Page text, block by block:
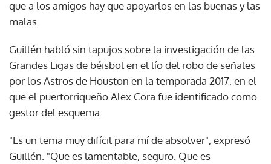
que a los amigos hay que apoyarlos en las buenas y las
malas.
Guillén habló sin tapujos sobre la investigación de las
Grandes Ligas de béisbol en el lío del robo de señales
por los Astros de Houston en la temporada 2017, en el
que el puertorriqueño Alex Cora fue identificado como
gestor del esquema.
"Es un tema muy difícil para mí de absolver", expresó
Guillén. "Que es lamentable, seguro. Que es